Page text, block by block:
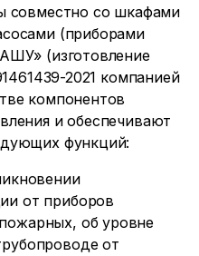
совместно со шкафами
(приборами
(изготовление
2021 компанией
компонентов
и обеспечивают
функций:
от приборов
об уровне
от